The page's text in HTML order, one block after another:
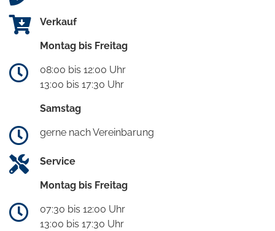
Verkauf
Montag bis Freitag
08:00 bis 12:00 Uhr
13:00 bis 17:30 Uhr
Samstag
gerne nach Vereinbarung
Service
Montag bis Freitag
07:30 bis 12:00 Uhr
13:00 bis 17:30 Uhr